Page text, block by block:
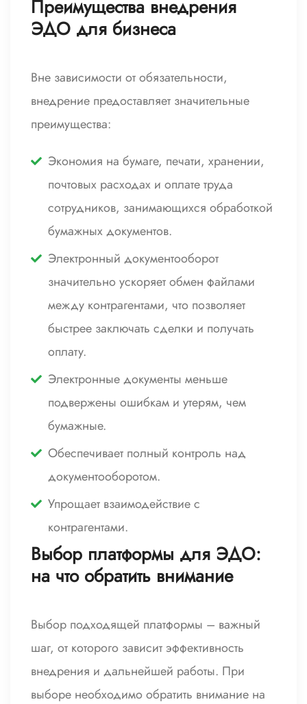
Преимущества внедрения
ЭДО для бизнеса
Вне зависимости от обязательности,
внедрение предоставляет значительные
преимущества:
Экономия на бумаге, печати, хранении,
почтовых расходах и оплате труда
сотрудников, занимающихся обработкой
бумажных документов.
Электронный документооборот
значительно ускоряет обмен файлами
между контрагентами, что позволяет
быстрее заключать сделки и получать
оплату.
Электронные документы меньше
подвержены ошибкам и утерям, чем
бумажные.
Обеспечивает полный контроль над
документооборотом.
Упрощает взаимодействие с
контрагентами.
Выбор платформы для ЭДО:
на что обратить внимание
Выбор подходящей платформы – важный
шаг, от которого зависит эффективность
внедрения и дальнейшей работы. При
выборе необходимо обратить внимание на